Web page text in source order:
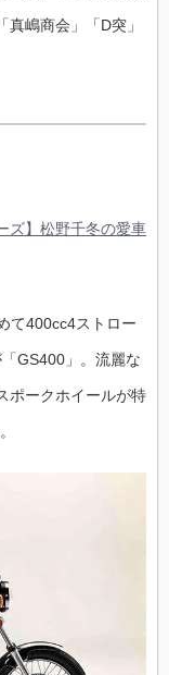
嶋商会」「D突」
ズ】松野千冬の愛車
て400cc4ストロー
GS400」。流麗な
ポークホイールが特